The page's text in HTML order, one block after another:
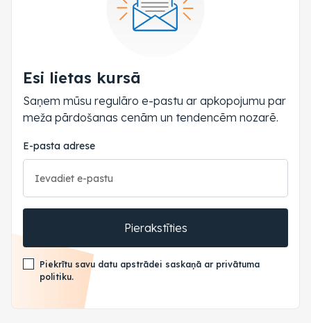
Esi lietas kursā
Saņem mūsu regulāro e-pastu ar apkopojumu par
meža pārdošanas cenām un tendencēm nozarē.
E-pasta adrese
Pierakstīties
Piekrītu savu datu apstrādei saskaņā ar privātuma
politiku.